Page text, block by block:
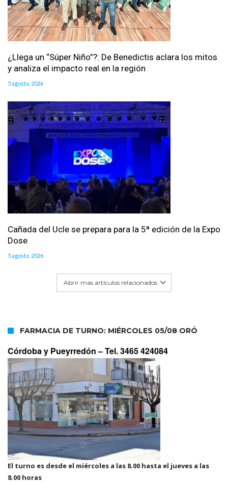
¿Llega un “Súper Niño”?: De Benedictis aclara los mitos
y analiza el impacto real en la región
5 agosto, 2026
Cañada del Ucle se prepara para la 5ª edición de la Expo
Dose
5 agosto, 2026
Abrir mas artículos relacionados
FARMACIA DE TURNO: MIÉRCOLES 05/08 ORÓ
Córdoba y Pueyrredón –Tel. 3465 424084
El turno es desde el miércoles a las 8.00 hasta el jueves a las
8.00 horas